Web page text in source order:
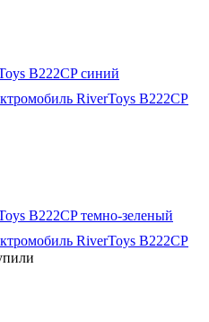
B222CP синий
RiverToys B222CP
B222CP темно-зеленый
RiverToys B222CP